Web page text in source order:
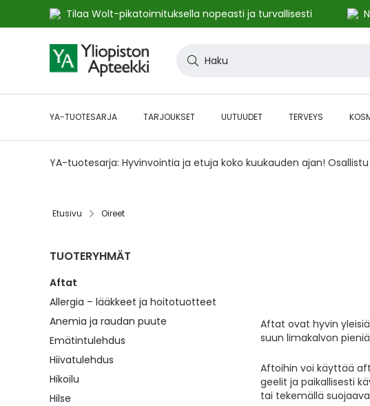
Tilaa Wolt-pikatoimituksella nopeasti ja turvallisesti
to
Content
YA-TUOTESARJA TARJOUKSET UUTUUDET TERVEYS
YA-tuotesarja: Hyvinvointia ja etuja koko kuukauden ajan!
Etusivu Oireet
TUOTERYHMÄT
Aftat
Allergia – lääkkeet ja hoitotuotteet
Anemia ja raudan puute
Emätintulehdus
Hiivatulehdus
Hikoilu
Hilse
Aftat ovat hyvin
suun limakalvon
Aftoihin voi käyttää
geelit ja paikallisesti
tai tekemällä